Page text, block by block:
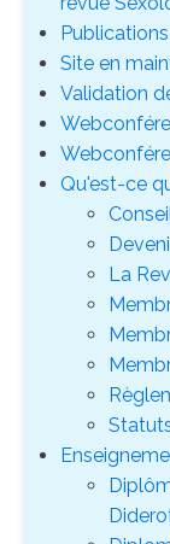
Publications
Site en
Validation
Qu'est-ce
La